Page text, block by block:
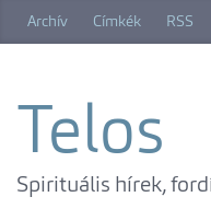
Archív Címkék RSS
Telos
Spirituális hírek,